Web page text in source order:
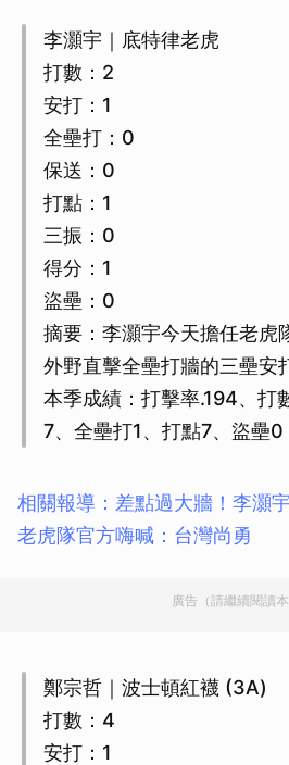
李灝宇｜底特律老虎
打數：2
安打：1
全壘打：0
保送：0
打點：1
三振：0
得分：1
盜壘：0
摘要：李灝宇今天擔任老虎
外野直擊全壘打牆的三壘安
本季成績：打擊率.194、打
7、全壘打1、打點7、盜壘0
相關報導：差點過大牆！李灝
老虎隊官方嗨喊：台灣尚勇
廣告（請繼續閱讀本
鄭宗哲｜波士頓紅襪 (3A)
打數：4
安打：1